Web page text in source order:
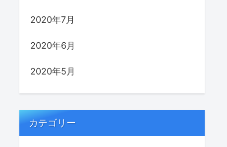
2020年7月
2020年6月
2020年5月
カテゴリー